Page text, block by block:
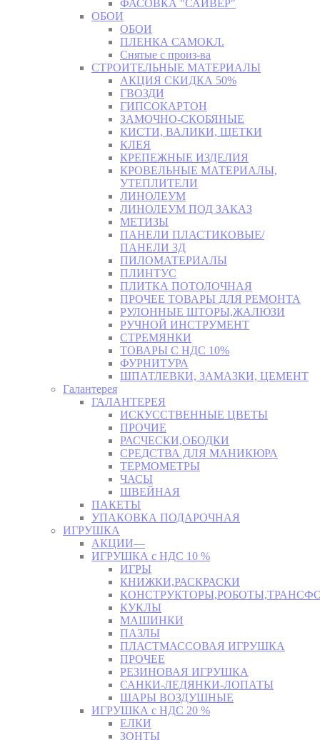
ФАСОВКА "САЙВЕР"
ОБОИ
ОБОИ
ПЛЕНКА САМОКЛ.
Снятые с произ-ва
СТРОИТЕЛЬНЫЕ МАТЕРИАЛЫ
АКЦИЯ СКИДКА 50%
ГВОЗДИ
ГИПСОКАРТОН
ЗАМОЧНО-СКОБЯНЫЕ
КИСТИ, ВАЛИКИ, ЩЕТКИ
КЛЕЯ
КРЕПЕЖНЫЕ ИЗДЕЛИЯ
КРОВЕЛЬНЫЕ МАТЕРИАЛЫ,
УТЕПЛИТЕЛИ
ЛИНОЛЕУМ
ЛИНОЛЕУМ ПОД ЗАКАЗ
МЕТИЗЫ
ПАНЕЛИ ПЛАСТИКОВЫЕ/
ПАНЕЛИ 3Д
ПИЛОМАТЕРИАЛЫ
ПЛИНТУС
ПЛИТКА ПОТОЛОЧНАЯ
ПРОЧЕЕ ТОВАРЫ ДЛЯ РЕМОНТА
РУЛОННЫЕ ШТОРЫ,ЖАЛЮЗИ
РУЧНОЙ ИНСТРУМЕНТ
СТРЕМЯНКИ
ТОВАРЫ С НДС 10%
ФУРНИТУРА
ШПАТЛЕВКИ, ЗАМАЗКИ, ЦЕМЕНТ
Галантерея
ГАЛАНТЕРЕЯ
ИСКУССТВЕННЫЕ ЦВЕТЫ
ПРОЧИЕ
РАСЧЕСКИ,ОБОДКИ
СРЕДСТВА ДЛЯ МАНИКЮРА
ТЕРМОМЕТРЫ
ЧАСЫ
ШВЕЙНАЯ
ПАКЕТЫ
УПАКОВКА ПОДАРОЧНАЯ
ИГРУШКА
АКЦИИ—
ИГРУШКА с НДС 10 %
ИГРЫ
КНИЖКИ,РАСКРАСКИ
КУКЛЫ
МАШИНКИ
ПАЗЛЫ
ПЛАСТМАССОВАЯ ИГРУШКА
ПРОЧЕЕ
РЕЗИНОВАЯ ИГРУШКА
САНКИ-ЛЕДЯНКИ-ЛОПАТЫ
ШАРЫ ВОЗДУШНЫЕ
ИГРУШКА с НДС 20 %
ЕЛКИ
ЗОНТЫ